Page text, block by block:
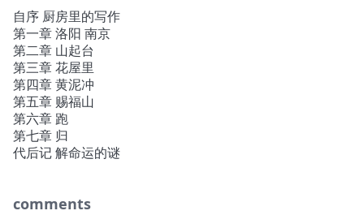
自序 厨房里的写作
第一章 洛阳 南京
第二章 山起台
第三章 花屋里
第四章 黄泥冲
第五章 赐福山
第六章 跑
第七章 归
代后记 解命运的谜
comments